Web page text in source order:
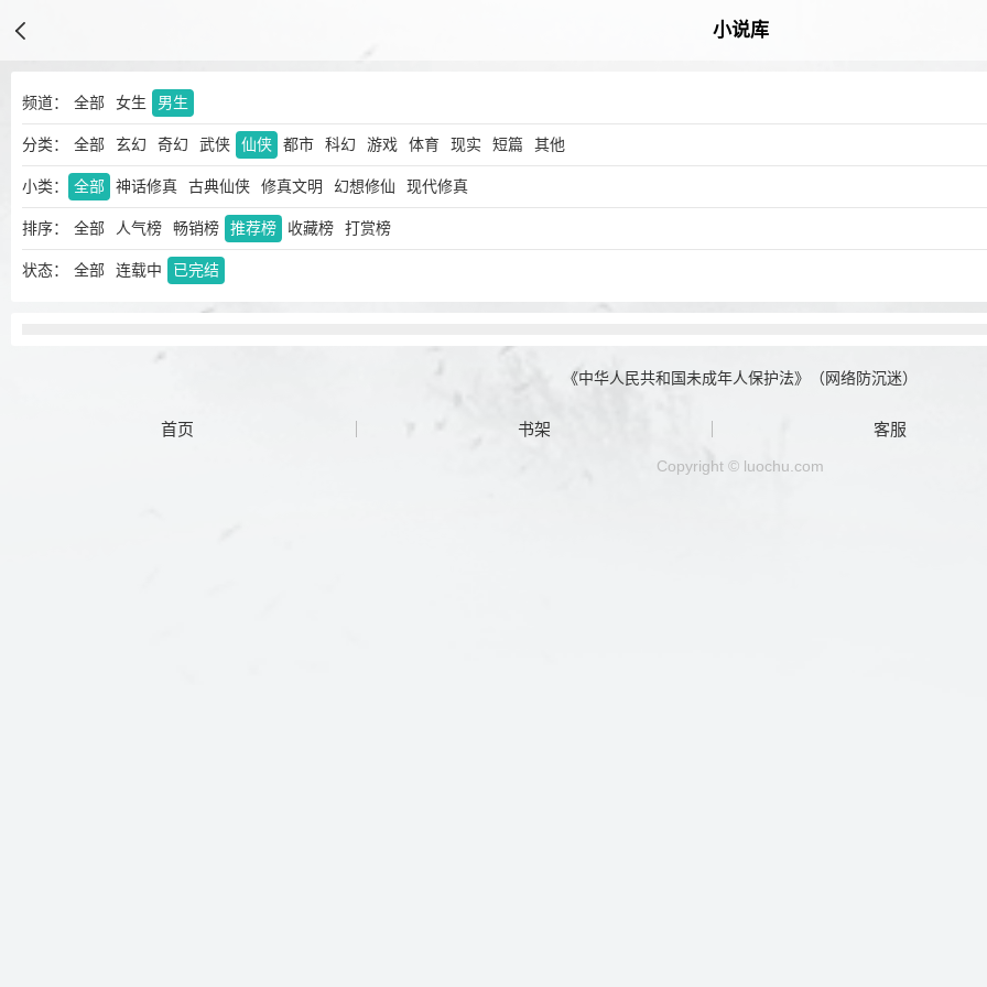
小说库
频道： 全部 女生 男生
分类： 全部 玄幻 奇幻 武侠 仙侠 都市 科幻 游戏 体育 现实 短篇 其他
小类： 全部 神话修真 古典仙侠 修真文明 幻想修仙 现代修真
排序： 全部 人气榜 畅销榜 推荐榜 收藏榜 打赏榜
状态： 全部 连载中 已完结
《中华人民共和国未成年人保护法》（网络防沉迷）
首页 书架 客服
Copyright © luochu.com